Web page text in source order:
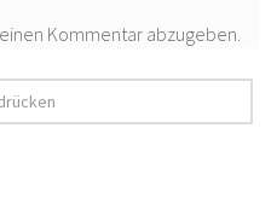
Kommentar abzugeben.